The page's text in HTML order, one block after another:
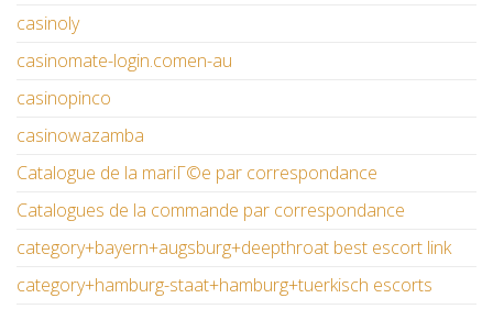
casinoly
casinomate-login.comen-au
casinopinco
casinowazamba
Catalogue de la mariГ©e par correspondance
Catalogues de la commande par correspondance
category+bayern+augsburg+deepthroat best escort link
category+hamburg-staat+hamburg+tuerkisch escorts